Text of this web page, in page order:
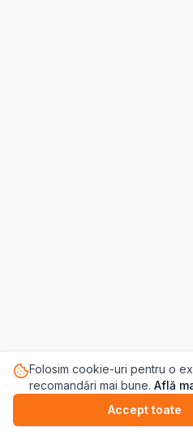
Folosim cookie-uri pentru o
recomandări mai bune. Află
Accept toate